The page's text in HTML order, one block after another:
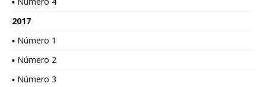
2017
▪ Número 1
▪ Número 2
▪ Número 3